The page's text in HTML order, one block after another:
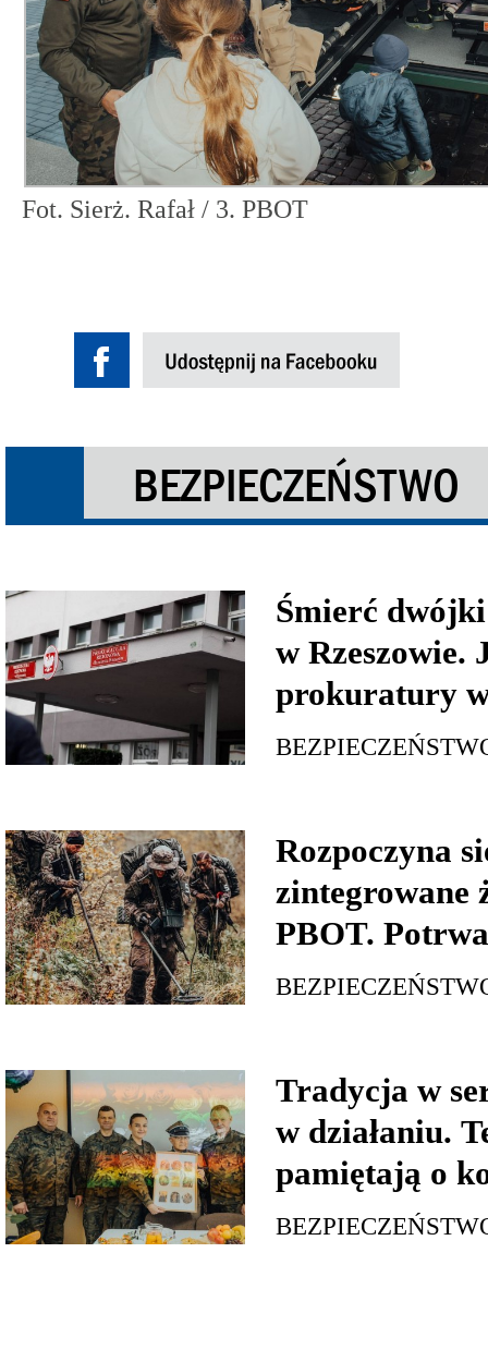
Fot. Sierż. Rafał / 3. PBOT
BEZPIECZEŃSTWO
Śmierć
w Rzeszowie.
prokuratury
Rozpoczyna
zintegrowane
PBOT.
Tradycja w
w działaniu.
pamiętają o